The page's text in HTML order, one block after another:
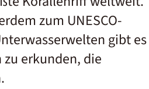
zum UNESCO-
gibt es
erkunden, die